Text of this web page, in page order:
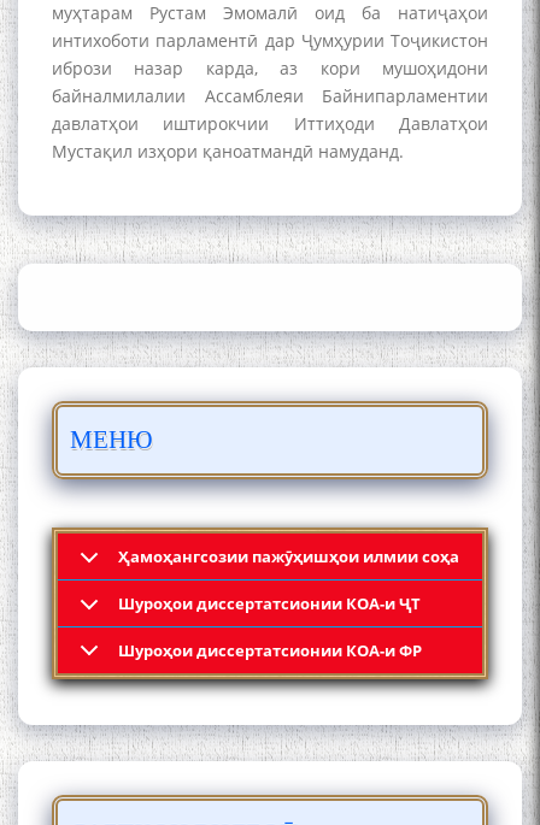
муҳтарам Рустам Эмомалӣ оид ба натиҷаҳои
интихоботи парламентӣ дар Ҷумҳурии Тоҷикистон
ибрози назар карда, аз кори мушоҳидони
байналмилалии Ассамблеяи Байнипарламентии
давлатҳои иштирокчии Иттиҳоди Давлатҳои
Мустақил изҳори қаноатмандӣ намуданд.
МЕНЮ
Ҳамоҳангсозии пажӯҳишҳои илмии соҳа
Шyроҳои диссертатсионии КОА-и ҶТ
Шyроҳои диссертатсионии КОА-и ФР
ШАРҲИ МУЛОҚОТ БО АҲЛИ
АКАДЕМИЯИ МИЛЛИИ
ИЛМҲОИ ТОҶИКИСТОН
БО 4 000 000 СОМОНӢ
МӮЪМИН ҚАНОАТ СОХТА
Кадамчо Худои Шарифзода